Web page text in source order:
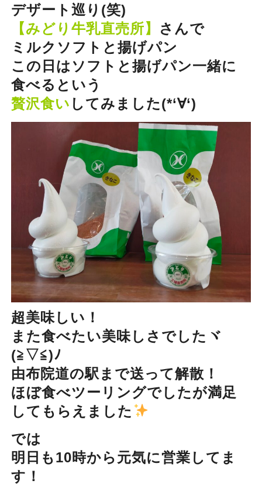
デザート巡り(笑)
【みどり牛乳直売所】
さんで
ミルクソフトと揚げパン
この日はソフトと揚げパン一緒に
食べるという
贅沢食い してみました(*‘∀‘)
超美味しい！
また食べたい美味しさでしたヾ
(≧▽≦)ﾉ
由布院道の駅まで送って解散！
ほぼ食べツーリングでしたが満足
してもらえました
では
明日も10時から元気に営業してま
す！